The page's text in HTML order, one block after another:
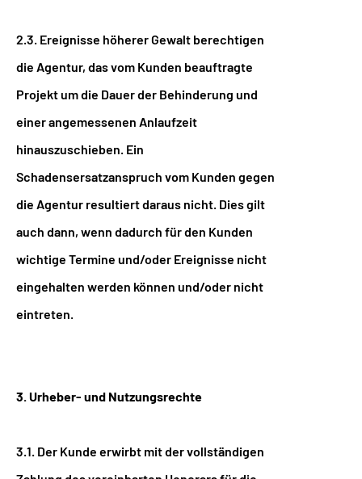
2.3. Ereignisse höherer Gewalt berechtigen
die Agentur, das vom Kunden beauftragte
Projekt um die Dauer der Behinderung und
einer angemessenen Anlaufzeit
hinauszuschieben. Ein
Schadensersatzanspruch vom Kunden gegen
die Agentur resultiert daraus nicht. Dies gilt
auch dann, wenn dadurch für den Kunden
wichtige Termine und/oder Ereignisse nicht
eingehalten werden können und/oder nicht
eintreten.
3. Urheber- und Nutzungsrechte
3.1. Der Kunde erwirbt mit der vollständigen